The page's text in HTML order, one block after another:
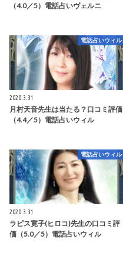
（4.0／5）電話占いヴェルニ
電話占いウィル
2020.3.31
月村天音先生は当たる？口コミ評価
（4.4／5）電話占いウィル
電話占いウィル
2020.3.31
ラピス寛子(ヒロコ)先生の口コミ評
価（5.0／5）電話占いウィル